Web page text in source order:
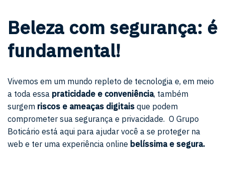
Beleza com segurança: é
fundamental!
Vivemos em um mundo repleto de tecnologia e, em meio
a toda essa praticidade e conveniência, também
surgem riscos e ameaças digitais que podem
comprometer sua segurança e privacidade. O Grupo
Boticário está aqui para ajudar você a se proteger na
web e ter uma experiência online belíssima e segura.